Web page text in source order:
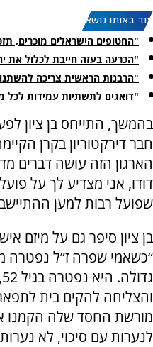
עוד באותו נושא:
"החטופים הישראלים מוכרים,
"הכרעה בעזה חייבת לכלול את
"הרבנות הראשית צריכה
"דואגים לתשתיות עמידות לכל
בהמשך, התייחס בן ציון
חבר דירקטוריון בקרן
הארגון הזה עושה דברים
דודו, אני מצדיע לך על
שפועל רבות למען
בן ציון סיפר גם על מיזם
“כשאמי שפרה ז”ל נפטרה
והצליחה להקים בית
מורשת החסד שלה הקמנו
לנערות עם סיכוי, לא נערות